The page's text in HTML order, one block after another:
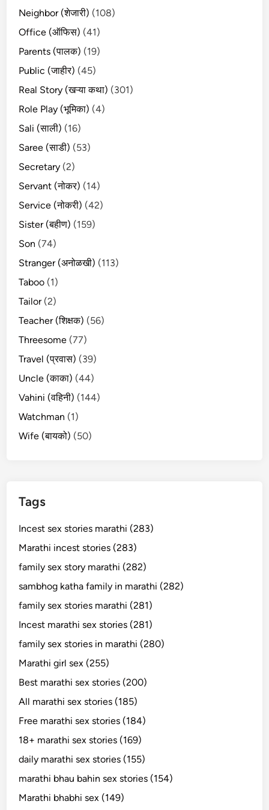
Neighbor (शेजारी) (108)
Office (ऑफिस) (41)
Parents (पालक) (19)
Public (जाहीर) (45)
Real Story (खऱ्या कथा) (301)
Role Play (भूमिका) (4)
Sali (साली) (16)
Saree (साडी) (53)
Secretary (2)
Servant (नोकर) (14)
Service (नोकरी) (42)
Sister (बहीण) (159)
Son (74)
Stranger (अनोळखी) (113)
Taboo (1)
Tailor(2)
Teacher (शिक्षक) (56)
Threesome (77)
Travel (प्रवास) (39)
Uncle (काका) (44)
Vahini (वहिनी) (144)
Watchman (1)
Wife (बायको) (50)
Tags
Incest sex stories marathi (283)
Marathi incest stories (283)
family sex story marathi (282)
sambhog katha family in marathi (282)
family sex stories marathi (281)
Incest marathi sex stories (281)
family sex stories in marathi (280)
Marathi girl sex (255)
Best marathi sex stories (200)
All marathi sex stories (185)
Free marathi sex stories (184)
18+ marathi sex stories (169)
daily marathi sex stories (155)
marathi bhau bahin sex stories (154)
Marathi bhabhi sex (149)